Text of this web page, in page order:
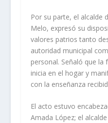
Por su parte, el alcalde
Melo, expresó su
valores patrios tanto
autoridad municipal
personal. Señaló que
inicia en el hogar y
con la enseñanza
El acto estuvo
Amada López; el